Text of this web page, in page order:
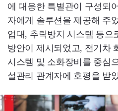
에 대응한 특별관이 구성되
자에게 솔루션을 제공해 주
업대, 추락방지 시스템 등으
방안이 제시되었고, 전기차
시스템 및 소화장비를 중심
설관리 관계자에 호평을 받